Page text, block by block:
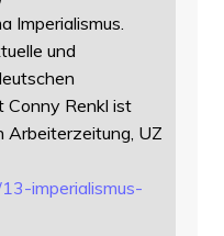
Imperialismus.
und
Conny Renkl ist
Arbeiterzeitung, UZ
imperialismus-